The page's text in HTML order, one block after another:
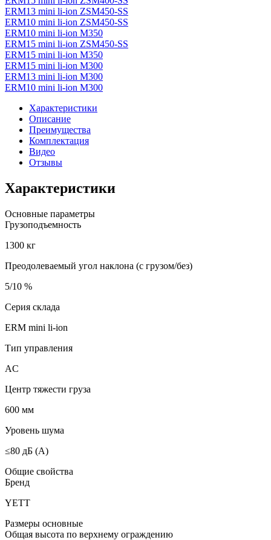
ERM13 mini li-ion ZSM450-SS
ERM10 mini li-ion ZSM450-SS
ERM10 mini li-ion M350
ERM15 mini li-ion ZSM450-SS
ERM15 mini li-ion M350
ERM15 mini li-ion M300
ERM13 mini li-ion M300
ERM10 mini li-ion M300
Характеристики
Описание
Преимущества
Комплектация
Видео
Отзывы
Характеристики
Основные параметры
Грузоподъемность
1300 кг
Преодолеваемый угол наклона (с грузом/без)
5/10 %
Серия склада
ERM mini li-ion
Тип управления
AC
Центр тяжести груза
600 мм
Уровень шума
≤80 дБ (А)
Общие свойства
Бренд
YETT
Размеры основные
Общая высота по верхнему ограждению